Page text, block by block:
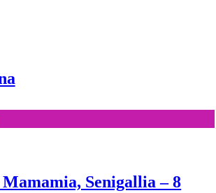
Senigallia – 8